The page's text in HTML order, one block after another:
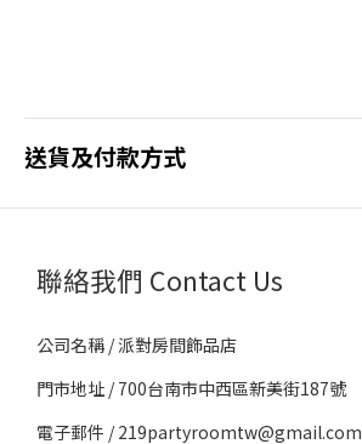
送貨及付款方式
聯絡我們 Contact Us
公司名稱 / 派對房間飾品店
門市地址 / 700台南市中西區新美街187號
電子郵件 / 219partyroomtw@gmail.com